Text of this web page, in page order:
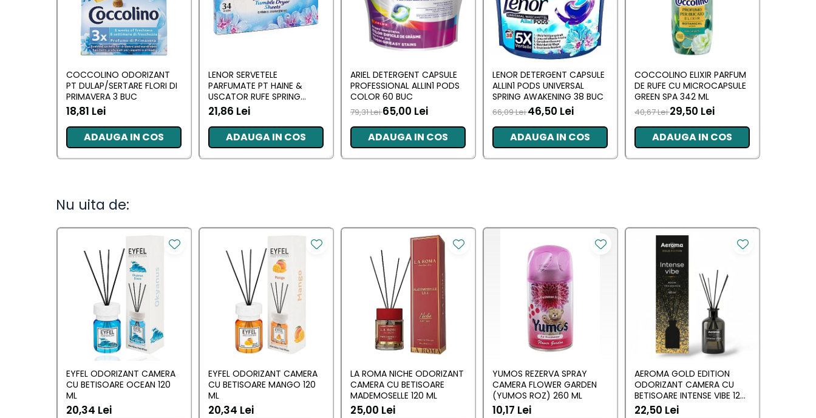
Odorizante
Aer Conditionat
Lumanari Parfumate
Deodorante &
Parfumuri
Casete cadou
Pentru COPIL
COCCOLINO ODORIZANT
PT DULAP/SERTARE FLORI DI
PRIMAVERA 3 BUC
18,81 Lei
ADAUGA IN COS
LENOR SERVETELE
PARFUMATE PT HAINE &
USCATOR RUFE SPRING
AWAKENING 34 BUC
21,86 Lei
ADAUGA IN COS
ARIEL DETERGENT CAPSULE
PROFESSIONAL ALLIN1 PODS
COLOR 60 BUC
79,31 Lei65,00 Lei
ADAUGA IN COS
LENOR DETERGENT CAPSULE
ALLIN1 PODS UNIVERSAL
SPRING AWAKENING 38 BUC
66,09 Lei46,50 Lei
ADAUGA IN COS
COCCOLINO ELIXIR PARFUM
DE RUFE CU MICROCAPSULE
GREEN SPA 342 ML
40,67 Lei29,50 Lei
ADAUGA IN COS
Nu uita de:
EYFEL ODORIZANT CAMERA
CU BETISOARE OCEAN 120
ML
20,34 Lei
EYFEL ODORIZANT CAMERA
CU BETISOARE MANGO 120
ML
20,34 Lei
LA ROMA NICHE ODORIZANT
CAMERA CU BETISOARE
MADEMOSELLE 120 ML
25,00 Lei
YUMOS REZERVA SPRAY
CAMERA FLOWER GARDEN
(YUMOS ROZ) 260 ML
10,17 Lei
AEROMA GOLD EDITION
ODORIZANT CAMERA CU
BETISOARE INTENSE VIBE 125
ML
22,50 Lei